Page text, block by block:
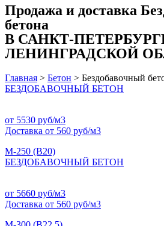
Продажа и доставка
бетона
В САНКТ-
ЛЕНИНГРАДСКОЙ
Главная > Бетон > Бездобавочный
БЕЗДОБАВОЧНЫЙ БЕТОН
от 5530 руб/м3
Доставка от 560 руб/м3
М-250 (B20)
БЕЗДОБАВОЧНЫЙ БЕТОН
от 5660 руб/м3
Доставка от 560 руб/м3